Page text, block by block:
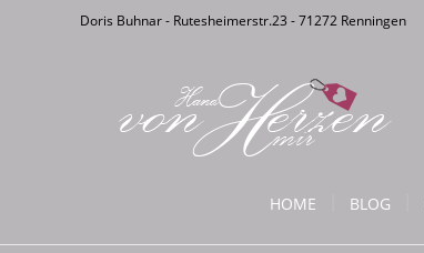
Doris Buhnar - Rutesheimerstr.23 - 71272 Renningen
HOME BLOG